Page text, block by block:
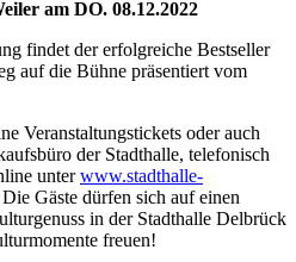
am DO. 08.12.2022
findet der erfolgreiche Bestseller
auf die Bühne präsentiert vom
Veranstaltungstickets oder auch
der Stadthalle, telefonisch
unterwww.stadthalle-
Gäste dürfen sich auf einen
in der Stadthalle Delbrück
freuen!